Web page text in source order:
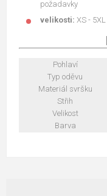
požadavky
velikosti: XS - 5XL
Pohlaví
Typ oděvu
Materiál svršku
Střih
Velikost
Barva